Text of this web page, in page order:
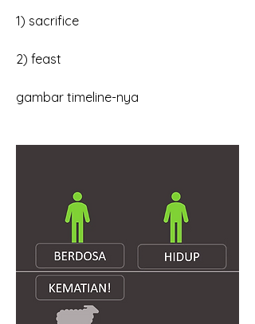
1) sacrifice
2) feast
gambar timeline-nya